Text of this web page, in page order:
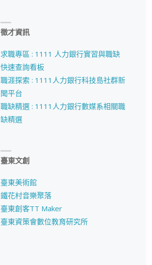
徵才資訊
求職專區 : 1111 人力銀行實習與職缺
快速查詢看板
職涯探索 : 1111人力銀行科技島社群新
聞平台
職缺精選 : 1111人力銀行數媒系相關職
缺精選
臺東文創
臺東美術館
鐵花村音樂聚落
臺東創客TT Maker
臺東資策會數位教育研究所